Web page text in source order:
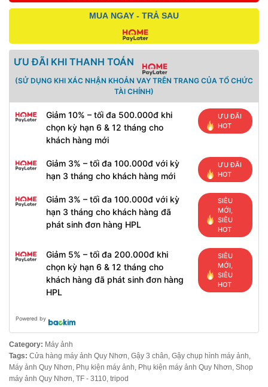
MUA NGAY - TRẢ SAU
ƯU ĐÃI KHI THANH TOÁN
(SỬ DỤNG KHI XÁC NHẬN KHOẢN VAY TRÊN TRANG CỦA TỔ CHỨC
TÀI CHÍNH)
Giảm 10% – tối đa 500.000đ khi
chọn kỳ hạn 6 & 12 tháng cho
khách hàng mới
ƯU ĐÃI
HOT
Giảm 3% – tối đa 100.000đ với kỳ
hạn 3 tháng cho khách hàng mới
ƯU ĐÃI
HOT
Giảm 3% – tối đa 100.000đ với kỳ
hạn 3 tháng cho khách hàng đã
phát sinh đơn hàng HPL
SIÊU
MỚI,
SIÊU
HOT
Giảm 5% – tối đa 200.000đ khi
chọn kỳ hạn 6 & 12 tháng cho
khách hàng đã phát sinh đơn hàng
HPL
SIÊU
MỚI,
SIÊU
HOT
Powered by
Category: Máy ảnh
Tags: Cửa hàng máy ảnh Quy Nhơn, Gậy 3 chân, Gậy chụp hình máy ảnh,
Máy ảnh Quy Nhơn, Phụ kiện máy ảnh, Phụ kiện máy ảnh Quy Nhơn, Shop
máy ảnh Quy Nhơn, TF - 3110, tripod